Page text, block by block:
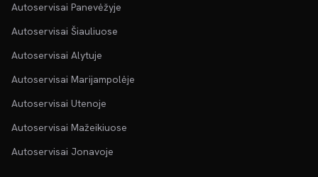
Autoservisai Panevėžyje
Autoservisai Šiauliuose
Autoservisai Alytuje
Autoservisai Marijampolėje
Autoservisai Utenoje
Autoservisai Mažeikiuose
Autoservisai Jonavoje